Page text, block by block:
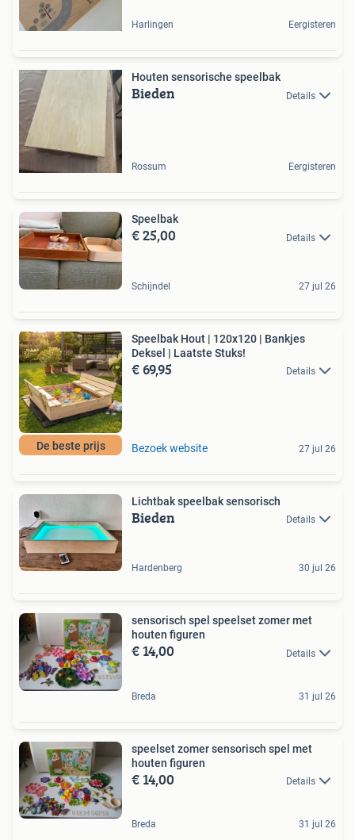
Harlingen Eergisteren
Houten sensorische speelbak
Bieden Details
Rossum Eergisteren
Speelbak
€ 25,00 Details
Schijndel 27 jul 26
De beste prijs
Speelbak Hout | 120x120 | Bankjes
Deksel | Laatste Stuks!
€ 69,95 Details
Bezoek website 27 jul 26
Lichtbak speelbak sensorisch
Bieden Details
Hardenberg 30 jul 26
sensorisch spel speelset zomer met
houten figuren
€ 14,00 Details
Breda 31 jul 26
speelset zomer sensorisch spel met
houten figuren
€ 14,00 Details
Breda 31 jul 26